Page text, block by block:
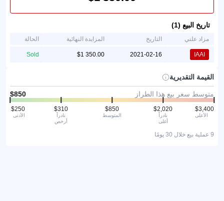
تاريخ البيع (1)
مزاد علني التاريخ المزايدة النهائية الحالة
IAAI
2021-02-16
Sold
القيمة التقديرية
متوسط سعر بيع هذا الطراز
الأدنى
نادراً
أرخص
المتوسط
نادراً
أغلى
الأعلى
9 عملية بيع خلال 30 يومًا